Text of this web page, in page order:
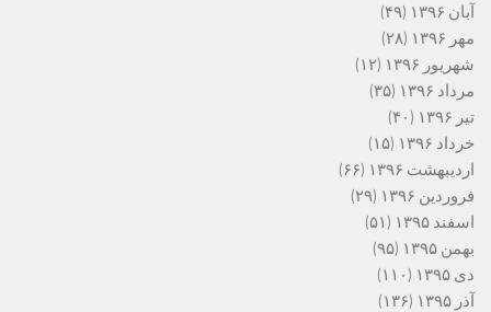
آبان ۱۳۹۶
(۴۹)
مهر ۱۳۹۶
(۲۸)
شهریور ۱۳۹۶
(۱۲)
مرداد ۱۳۹۶
(۳۵)
تیر ۱۳۹۶
(۴۰)
خرداد ۱۳۹۶
(۱۵)
اردیبهشت ۱۳۹۶
(۶۶)
فروردین ۱۳۹۶
(۲۹)
اسفند ۱۳۹۵
(۵۱)
بهمن ۱۳۹۵
(۹۵)
دی ۱۳۹۵
(۱۱۰)
آذر ۱۳۹۵
(۱۳۶)